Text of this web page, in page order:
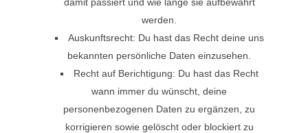
werden.
Auskunftsrecht: Du hast das Recht deine uns
bekannten persönliche Daten einzusehen.
Recht auf Berichtigung: Du hast das Recht
wann immer du wünscht, deine
personenbezogenen Daten zu ergänzen, zu
korrigieren sowie gelöscht oder blockiert zu